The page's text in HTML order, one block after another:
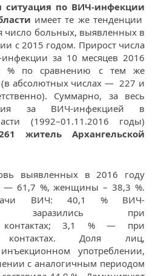
ситуация по ВИЧ-инфекции
имеет те же тенденции
число больных, выявленных в
с 2015 годом. Прирост числа
за 10 месяцев 2016
% по сравнению с тем же
(в абсолютных числах — 227 и
Суммарно, за весь
за ВИЧ-инфекцией в
(1992–01.11.2016 годы)
житель Архангельской
выявленных в 2016 году
— 61,7 %, женщины – 38,3 %.
ВИЧ: 40,1 % ВИЧ-
заразились при
контактах; 3,1 % — при
контактах. Доля лиц,
употреблении,
с аналогичным периодом